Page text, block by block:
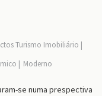
Turismo Imobiliário
Moderno
se numa prespectiva